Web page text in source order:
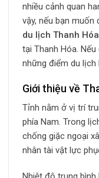
nhiều cảnh quan
vậy, nếu bạn muốn
du lịch Thanh Hóa
tại Thanh Hóa.
những điểm du lịch
Giới thiệu về
Tỉnh nằm ở vị trí
phía Nam. Trong
chống giặc ngoại
nhân tài vật lực